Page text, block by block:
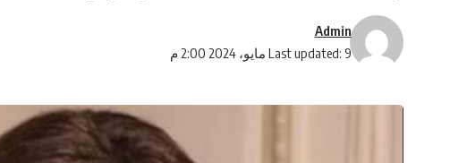
Last updated: 9 مايو، 2024 2:00 م
Admin